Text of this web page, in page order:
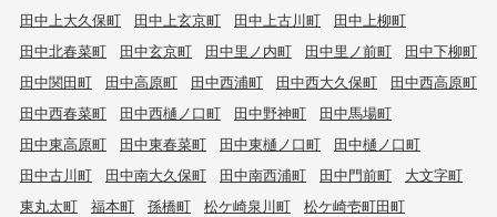
田中上大久保町
田中上玄京町 田中上古川町
田中上柳町
田中北春菜町
田中玄京町 田中里ノ内町 田中里ノ前町
田中下柳町
田中関田町
田中高原町 田中西浦町 田中西大久保町
田中西高原町
田中西春菜町
田中西樋ノ口町 田中野神町
田中馬場町
田中東高原町
田中東春菜町 田中東樋ノ口町
田中樋ノ口町
田中古川町
田中南大久保町 田中南西浦町 田中門前町
大文字町
東丸太町
福本町 孫橋町 松ケ崎泉川町
松ケ崎壱町田町